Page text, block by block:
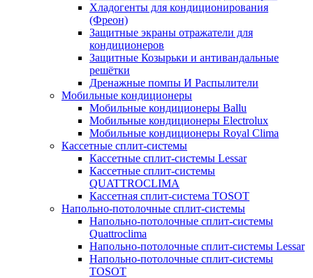
Хладогенты для кондиционирования
(Фреон)
Защитные экраны отражатели для
кондиционеров
Защитные Козырьки и антивандальные
решётки
Дренажные помпы И Распылители
Мобильные кондиционеры
Мобильные кондиционеры Ballu
Мобильные кондиционеры Electrolux
Мобильные кондиционеры Royal Clima
Кассетные сплит-системы
Кассетные сплит-системы Lessar
Кассетные сплит-системы
QUATTROCLIMA
Кассетная сплит-система TOSOT
Напольно-потолочные сплит-системы
Напольно-потолочные сплит-системы
Quattroclima
Напольно-потолочные сплит-системы Lessar
Напольно-потолочные сплит-системы
TOSOT